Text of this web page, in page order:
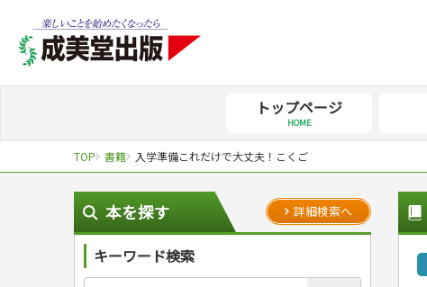
トップページ
HOME
TOP 書籍 入学準備これだけで大丈夫！こくご
本を探す 詳細検索へ
キーワード検索